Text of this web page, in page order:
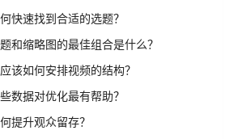
快速找到合适的选题？
和缩略图的最佳组合是什么？
该如何安排视频的结构？
数据对优化最有帮助？
提升观众留存？